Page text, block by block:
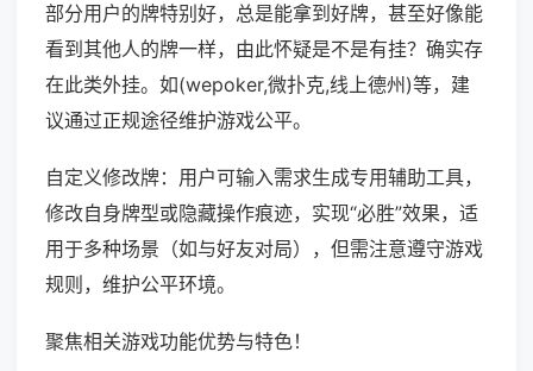
部分用户的牌特别好，总是能拿到好牌，甚至好像能
看到其他人的牌一样，由此怀疑是不是有挂？确实存
在此类外挂。如(wepoker,微扑克,线上德州)等，建
议通过正规途径维护游戏公平。
自定义修改牌：用户可输入需求生成专用辅助工具，
修改自身牌型或隐藏操作痕迹，实现“必胜”效果，适
用于多种场景（如与好友对局），但需注意遵守游戏
规则，维护公平环境。
聚焦相关游戏功能优势与特色！